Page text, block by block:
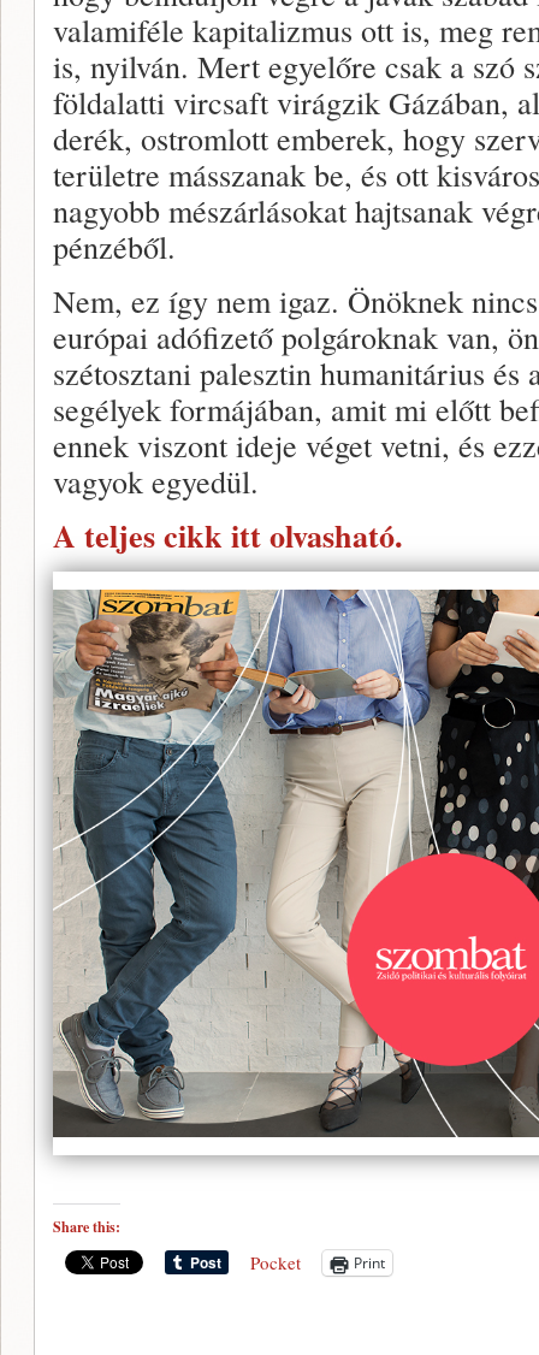
valamiféle kapitalizmus ott is, meg
is, nyilván. Mert egyelőre csak a szó
földalatti vircsaft virágzik Gázában,
derék, ostromlott emberek, hogy
területre másszanak be, és ott
nagyobb mészárlásokat hajtsanak
pénzéből.
Nem, ez így nem igaz. Önöknek
európai adófizető polgároknak van,
szétosztani palesztin humanitárius
segélyek formájában, amit mi előtt
ennek viszont ideje véget vetni, és
vagyok egyedül.
A teljes cikk itt olvasható.
Share this:
Pocket Print